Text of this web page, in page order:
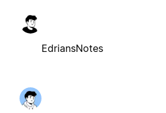
EdriansNotes